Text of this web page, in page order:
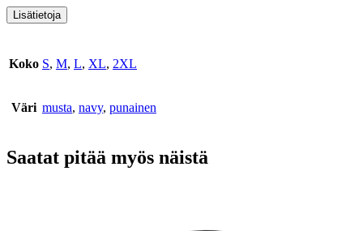
Lisätietoja
Koko S, M, L, XL, 2XL
Väri musta, navy, punainen
Saatat pitää myös näistä